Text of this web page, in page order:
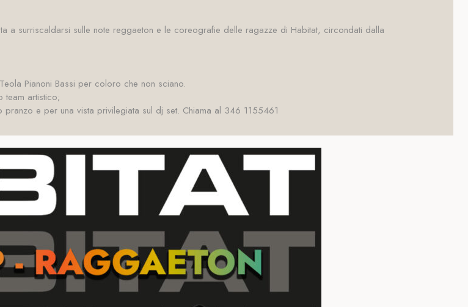
a surriscaldarsi sulle note reggaeton e le coreografie delle ragazze di Habitat, circondati dalla
Pianoni Bassi per coloro che non sciano.
artistico;
e per una vista privilegiata sul dj set. Chiama al 346 1155461